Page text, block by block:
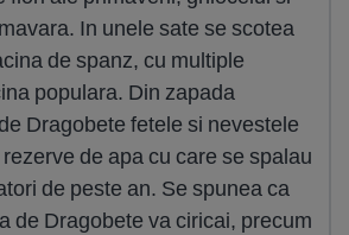
In unele sate se scotea
de spanz, cu multiple
populara. Din zapada
Dragobete fetele si nevestele
de apa cu care se spalau
de peste an. Se spunea ca
de Dragobete va ciricai, precum